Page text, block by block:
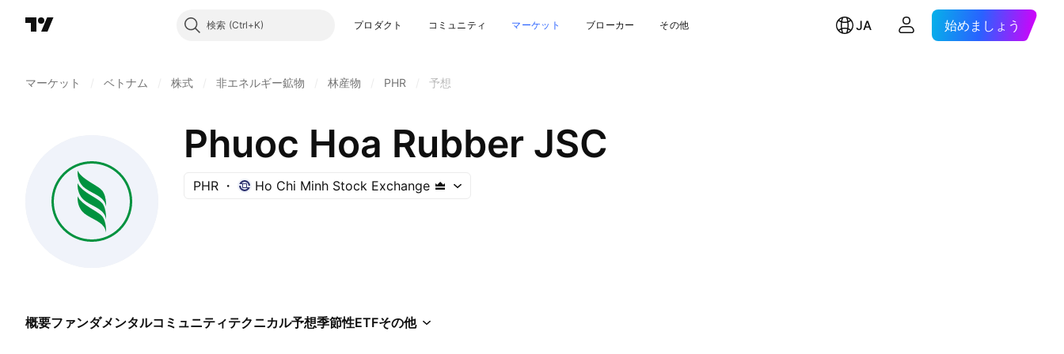
検索 プロダクト コミュニティ マーケット ブローカー その他 JA 始めましょう
マーケット ベトナム 株式 非エネルギー鉱物 林産物 PHR 予想
Phuoc Hoa Rubber JSC
PHR Ho Chi Minh Stock Exchange
概要ファンダメンタルコミュニティテクニカル予想季節性ETFその他